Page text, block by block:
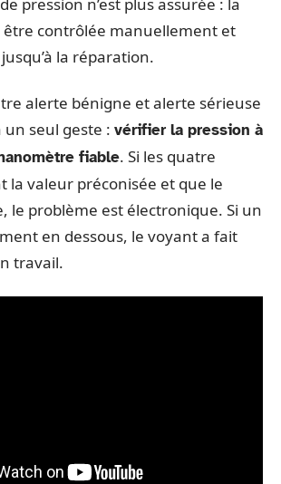
être contrôlée manuellement et
la réparation.
alerte bénigne et alerte sérieuse
seul geste : vérifier la pression à
fiable. Si les quatre
la valeur préconisée et que le
le problème est électronique. Si un
en dessous, le voyant a fait
travail.